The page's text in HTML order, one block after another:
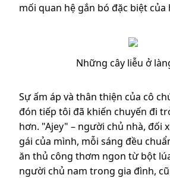
mối quan hệ gắn bó đặc biệt
Những cây liễu ở
Sự ấm áp và thân thiện của cô
đón tiếp tôi đã khiến chuyến đi
hơn. "Ajey" – người chủ nhà, đối
gái của mình, mỗi sáng đều
ăn thủ công thơm ngon từ bột
người chủ nam trong gia đình,